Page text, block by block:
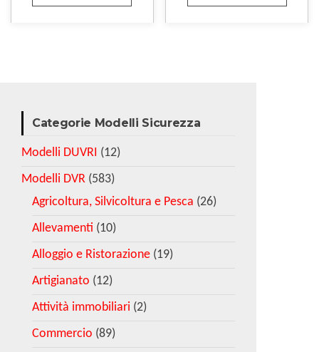
Categorie Modelli Sicurezza
Modelli DUVRI (12)
Modelli DVR (583)
Agricoltura, Silvicoltura e Pesca (26)
Allevamenti (10)
Alloggio e Ristorazione (19)
Artigianato (12)
Attività immobiliari (2)
Commercio (89)